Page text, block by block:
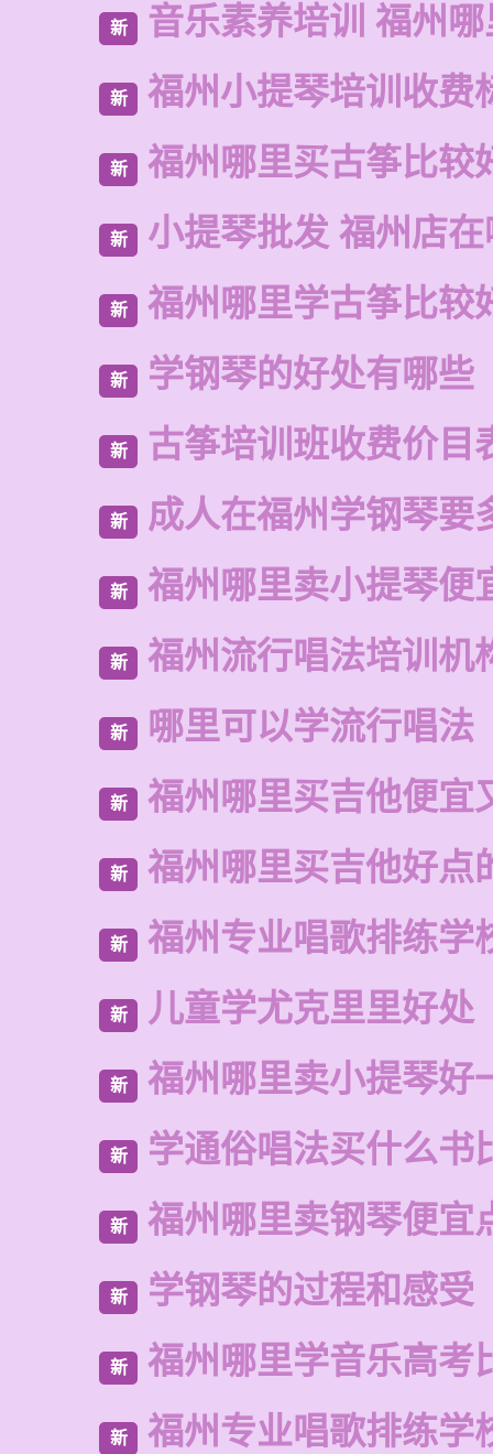
新 音乐素养培训 福州
新 福州小提琴培训收费
新 福州哪里买古筝比较
新 小提琴批发 福州店
新 福州哪里学古筝比较
新 学钢琴的好处有哪些
新 古筝培训班收费价目
新 成人在福州学钢琴要
新 福州哪里卖小提琴便
新 福州流行唱法培训机
新 哪里可以学流行唱法
新 福州哪里买吉他便宜
新 福州哪里买吉他好点
新 福州专业唱歌排练学
新 儿童学尤克里里好处
新 福州哪里卖小提琴好
新 学通俗唱法买什么书
新 福州哪里卖钢琴便宜
新 学钢琴的过程和感受
新 福州哪里学音乐高考
新 福州专业唱歌排练学